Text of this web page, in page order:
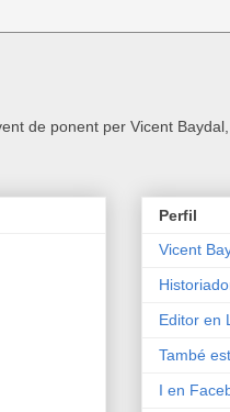
de ponent per Vicent
Perfil
Vicent
Editor en
També
I en